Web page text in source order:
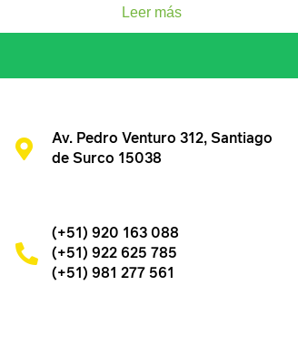
Leer más
Av. Pedro Venturo 312, Santiago
de Surco 15038
(+51) 920 163 088
(+51) 922 625 785
(+51) 981 277 561